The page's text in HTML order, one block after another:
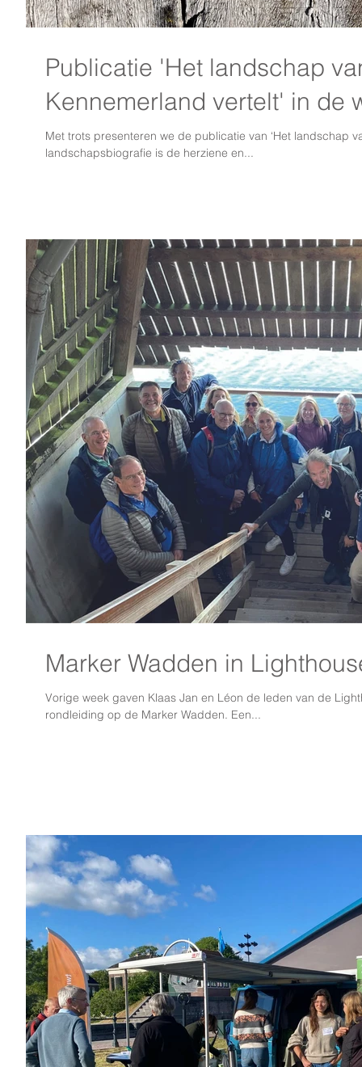
Publicatie 'Het landschap
Kennemerland vertelt' in de
Met trots presenteren we de publicatie van ‘Het landschap
landschapsbiografie is de herziene en...
Marker Wadden in
Vorige week gaven Klaas Jan en Léon de leden van de
rondleiding op de Marker Wadden. Een...